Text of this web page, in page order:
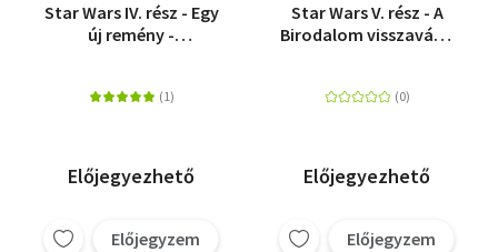
Star Wars IV. rész - Egy
új remény -
Előjegyezhető
Előjegyzem
Star Wars V. rész - A
Birodalom visszavág -
Előjegyezhető
Előjegyzem